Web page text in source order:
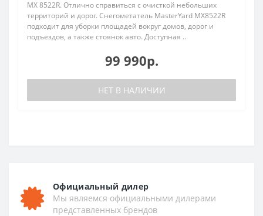
MX 8522R. Отлично справиться с очисткой небольших
территорий и дорог. Снегометатель MasterYard MX8522R
подходит для уборки площадей вокруг домов, дорог и
подъездов, а также стоянок авто. Доступная ..
99 990р.
НЕТ В НАЛИЧИИ
Официальный дилер
Мы являемся официальными дилерами
представленных брендов